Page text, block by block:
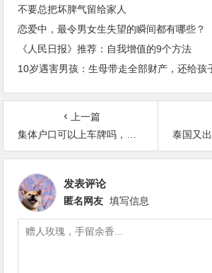
不要总把坏脾气留给家人
恋爱中，最令男女生失望的瞬间都有哪些？
《人民日报》推荐：自我增值的9个方法
上一篇
集体户口可以上车牌吗，上牌与户口有关系吗
泰国又出扎心
发表评论
匿名网友 填写信息